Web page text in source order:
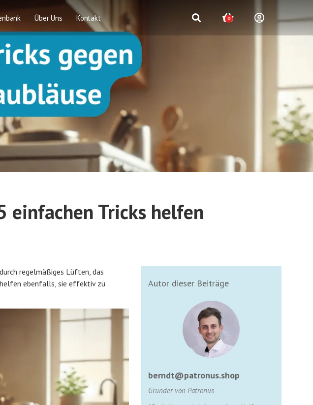
Über Uns Kontakt 0
einfachen Tricks helfen
regelmäßiges Lüften, das
ebenfalls, sie effektiv zu
Autor dieser Beiträge
berndt@patronus.shop
Gründer von Patronus